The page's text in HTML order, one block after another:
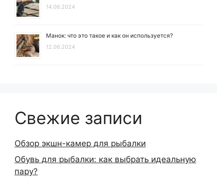
14.06.2024
Манок: что это такое и как он используется?
12.06.2024
Свежие записи
Обзор экшн-камер для рыбалки
Обувь для рыбалки: как выбрать идеальную
пару?